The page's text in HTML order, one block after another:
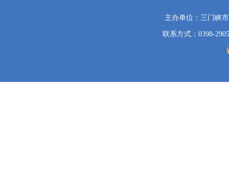
主办单位：三门峡
联系方式：0398-